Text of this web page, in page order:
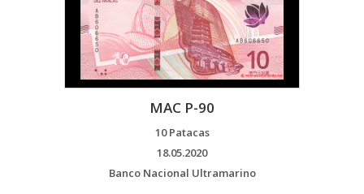
MAC P-90
10 Patacas
18.05.2020
Banco Nacional Ultramarino